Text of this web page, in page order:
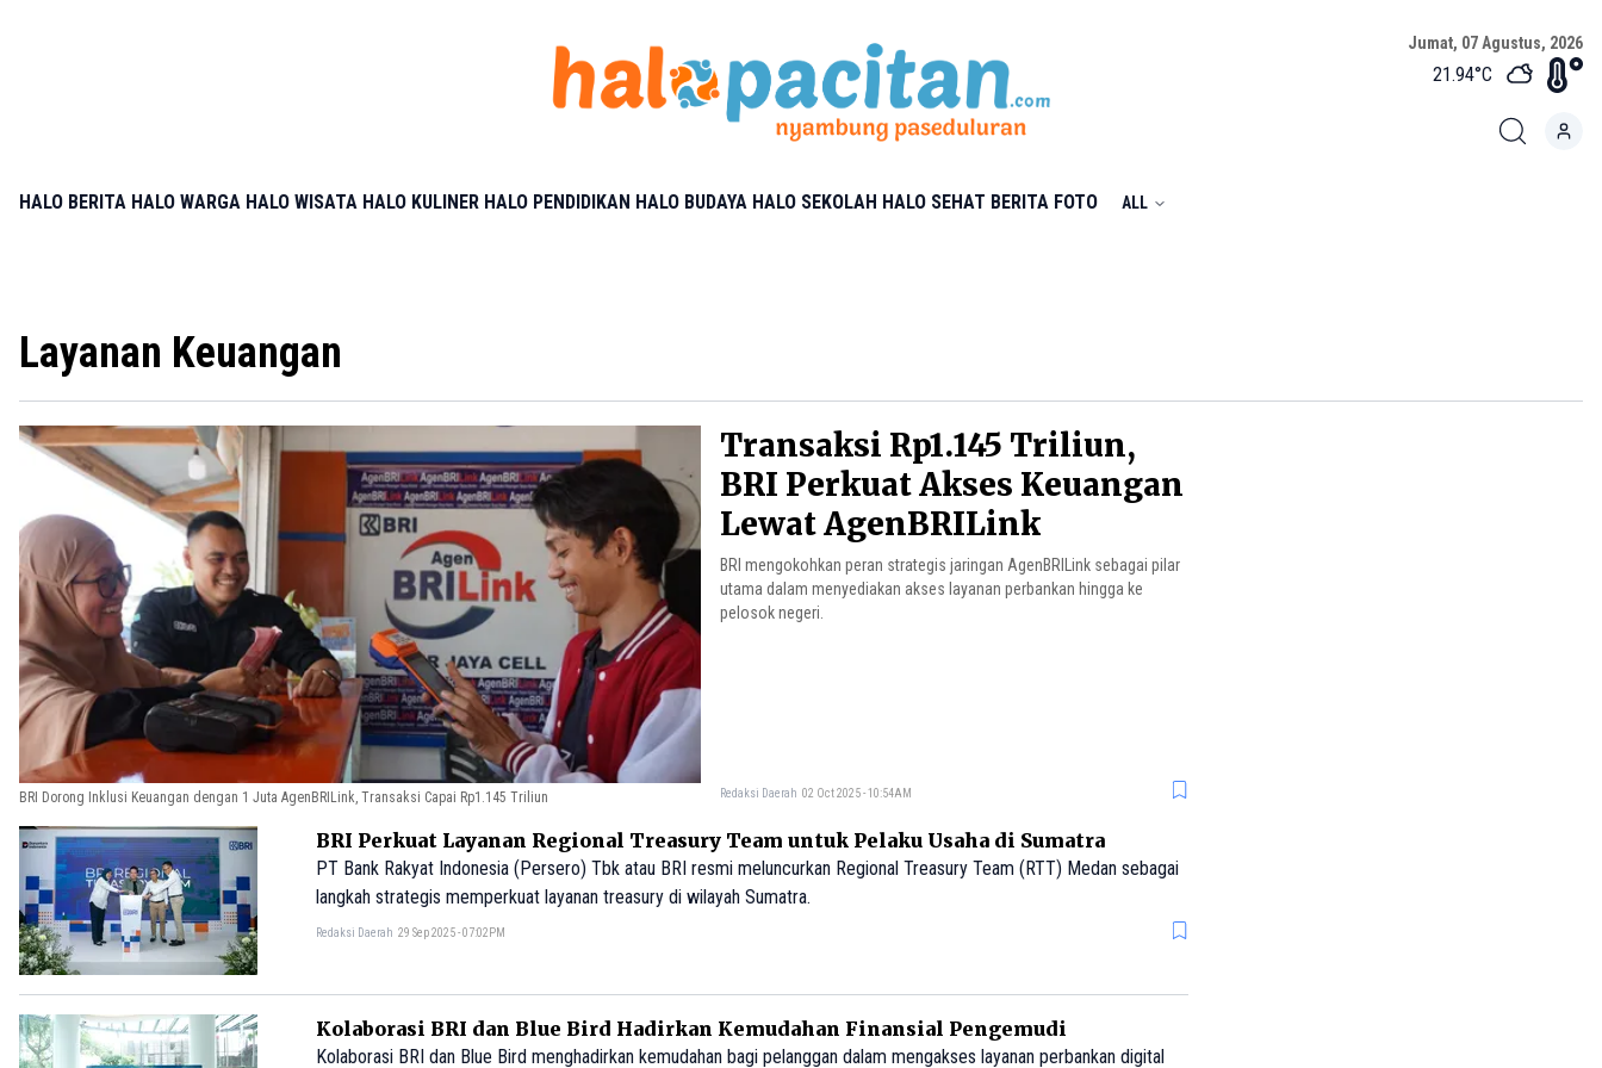
Jumat, 07 Agustus, 2026
21.94°C
HALO BERITA HALO WARGA HALO WISATA HALO KULINER HALO PENDIDIKAN HALO BUDAYA HALO SEKOLAH HALO SEHAT BERITA FOTO ALL
Layanan Keuangan
Transaksi Rp1.145 Triliun,
BRI Perkuat Akses Keuangan
Lewat AgenBRILink
BRI mengokohkan peran strategis jaringan AgenBRILink sebagai pilar
utama dalam menyediakan akses layanan perbankan hingga ke
pelosok negeri.
Redaksi Daerah 02 Oct 2025 - 10:54AM
BRI Dorong Inklusi Keuangan dengan 1 Juta AgenBRILink, Transaksi Capai Rp1.145 Triliun
BRI Perkuat Layanan Regional Treasury Team untuk Pelaku Usaha di Sumatra
PT Bank Rakyat Indonesia (Persero) Tbk atau BRI resmi meluncurkan Regional Treasury Team (RTT) Medan sebagai
langkah strategis memperkuat layanan treasury di wilayah Sumatra.
Redaksi Daerah 29 Sep 2025 - 07:02PM
Kolaborasi BRI dan Blue Bird Hadirkan Kemudahan Finansial Pengemudi
Kolaborasi BRI dan Blue Bird menghadirkan kemudahan bagi pelanggan dalam mengakses layanan perbankan digital